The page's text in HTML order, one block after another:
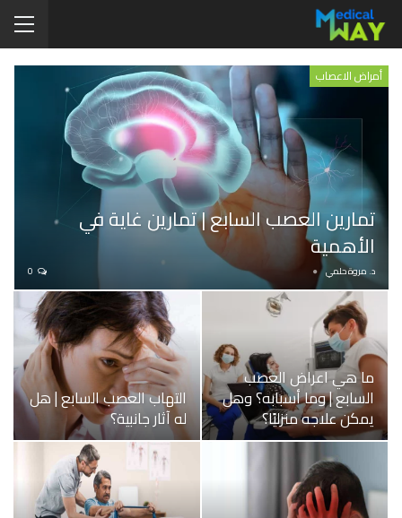
أمراض الاعصاب
تمارين العصب السابع | تمارين غاية في
الأهمية
د. مروة حلمي
ما هي اعراض العصب
السابع | وما أسبابه؟ وهل
يمكن علاجه منزليًا؟
التهاب العصب السابع | هل
له آثار جانبية؟